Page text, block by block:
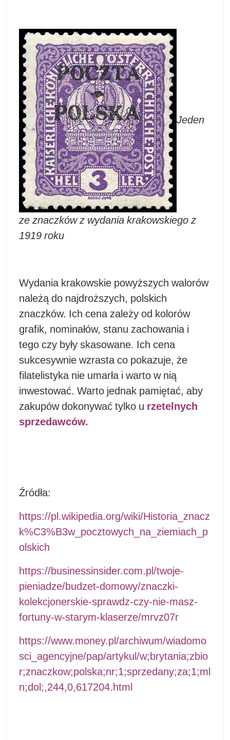
Jeden
ze znaczków z wydania krakowskiego z
1919 roku
Wydania krakowskie powyższych walorów
należą do najdroższych, polskich
znaczków. Ich cena zależy od kolorów
grafik, nominałów, stanu zachowania i
tego czy były skasowane. Ich cena
sukcesywnie wzrasta co pokazuje, że
filatelistyka nie umarła i warto w nią
inwestować. Warto jednak pamiętać, aby
zakupów dokonywać tylko u rzetelnych
sprzedawców.
Źródła:
https://pl.wikipedia.org/wiki/Historia_znacz
k%C3%B3w_pocztowych_na_ziemiach_p
olskich
https://businessinsider.com.pl/twoje-
pieniadze/budzet-domowy/znaczki-
kolekcjonerskie-sprawdz-czy-nie-masz-
fortuny-w-starym-klaserze/mrvz07r
https://www.money.pl/archiwum/wiadomo
sci_agencyjne/pap/artykul/w;brytania;zbio
r;znaczkow;polska;nr;1;sprzedany;za;1;ml
n;dol;,244,0,617204.html